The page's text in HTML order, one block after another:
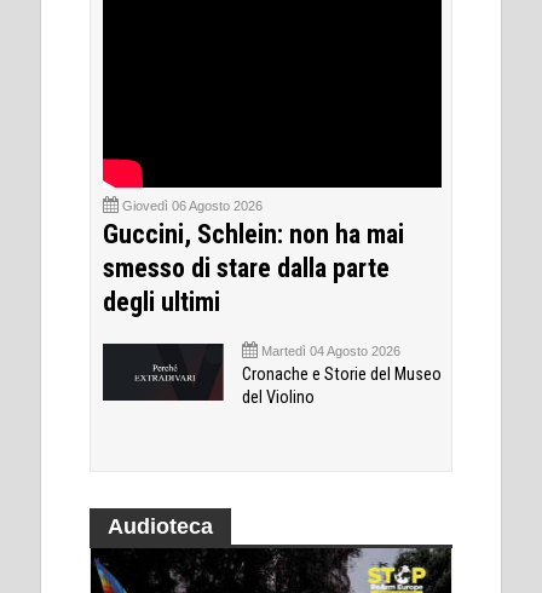
Giovedì 06 Agosto 2026
Guccini, Schlein: non ha mai
smesso di stare dalla parte
degli ultimi
Martedì 04 Agosto 2026
Cronache e Storie del Museo
del Violino
Audioteca